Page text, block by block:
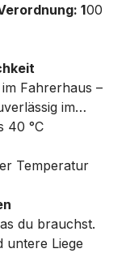
100
Fahrerhaus –
im
40 °C
Temperatur
du brauchst.
untere Liege